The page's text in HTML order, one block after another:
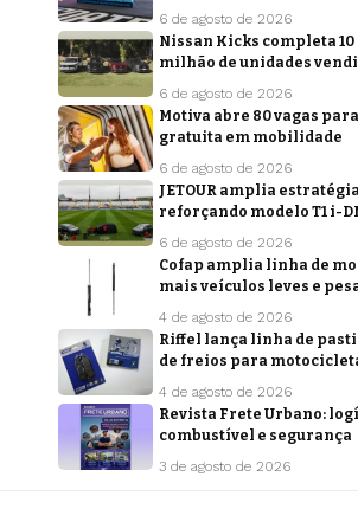
6 de agosto de 2026
Nissan Kicks completa 10
milhão de unidades
6 de agosto de 2026
Motiva abre 80 vagas
gratuita em mobilidade
6 de agosto de 2026
JETOUR amplia
reforçando modelo T1 i-
6 de agosto de 2026
Cofap amplia linha de
mais veículos leves e
4 de agosto de 2026
Riffel lança linha de
de freios para
4 de agosto de 2026
Revista Frete Urbano:
combustível e segurança
3 de agosto de 2026